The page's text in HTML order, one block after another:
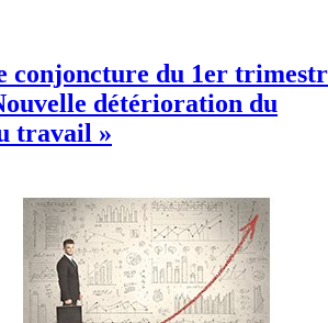
conjoncture du 1er
détérioration du
travail »